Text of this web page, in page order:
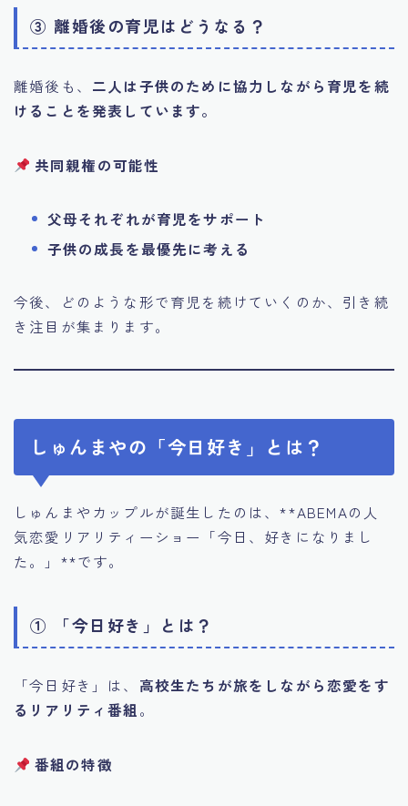
③ 離婚後の育児はどうなる？
離婚後も、 二人は子供のために協力しながら育児を続
けることを発表しています。
共同親権の可能性
父母それぞれが育児をサポート
子供の成長を最優先に考える
今後、どのような形で育児を続けていくのか、引き続
き注目が集まります。
しゅんまやの「今日好き」とは？
しゅんまやカップルが誕生したのは、**ABEMAの人
気恋愛リアリティーショー「今日、好きになりまし
た。」**です。
① 「今日好き」とは？
「今日好き」は、 高校生たちが旅をしながら恋愛をす
るリアリティ番組 。
番組の特徴